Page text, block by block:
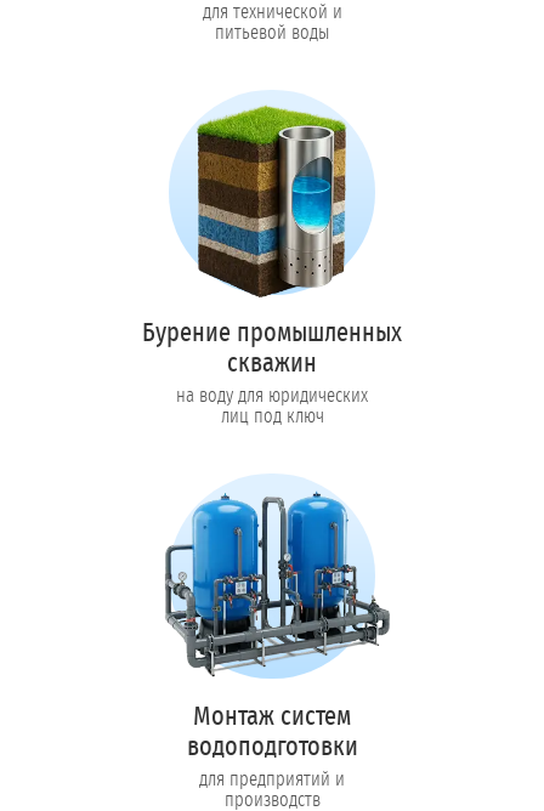
для технической и
питьевой воды
Бурение промышленных
скважин
на воду для юридических
лиц под ключ
Монтаж систем
водоподготовки
для предприятий и
производств